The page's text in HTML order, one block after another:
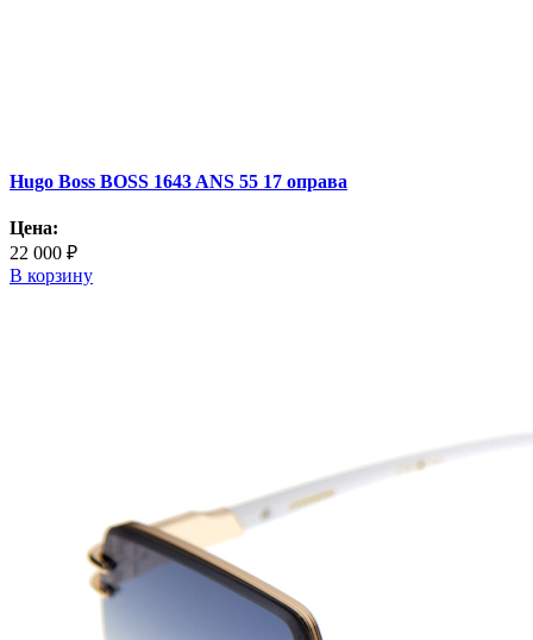
Hugo Boss BOSS 1643 ANS 55 17 оправа
Цена:
22 000 ₽
В корзину